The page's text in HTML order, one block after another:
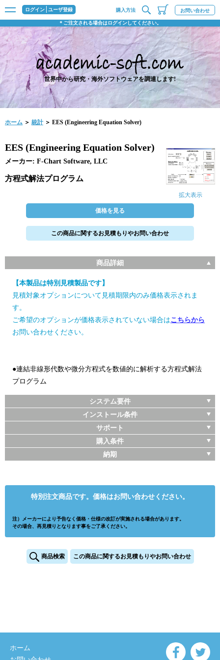
ログイン ユーザ登録
＊ご注文される場合はログインしてください。
購入方法 お問い合わせ
世界中から研究・海外ソフトウェアを調達します!
ホーム ＞ 統計＞ EES (Engineering Equation Solver)
拡大表示
EES (Engineering Equation Solver)
メーカー: F-Chart Software, LLC
方程式解法プログラム
価格を見る
この商品に関するお見積もりやお問い合わせ
商品詳細
【本製品は特別見積製品です】
見積対象オプションについて見積期限内のみ価格表示されま
す。
ご希望のオプションが価格表示されていない場合はこちらから
お問い合わせください。
●連結非線形代数や微分方程式を数値的に解析する方程式解法
プログラム
システム要件
インストール条件
サポート
購入条件
納期
特別注文商品です。価格はお問い合わせください。
注）メーカーにより予告なく価格・仕様の改訂が実施される場合があります。
その場合、再見積りとなります事をご了承ください。
商品検索 この商品に関するお見積もりやお問い合わせ
ホーム